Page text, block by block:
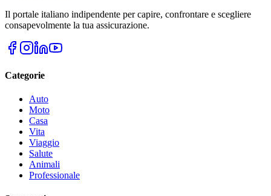
Il portale italiano indipendente per capire, confrontare e scegliere
consapevolmente la tua assicurazione.
Categorie
Auto
Moto
Casa
Vita
Viaggio
Salute
Animali
Professionale